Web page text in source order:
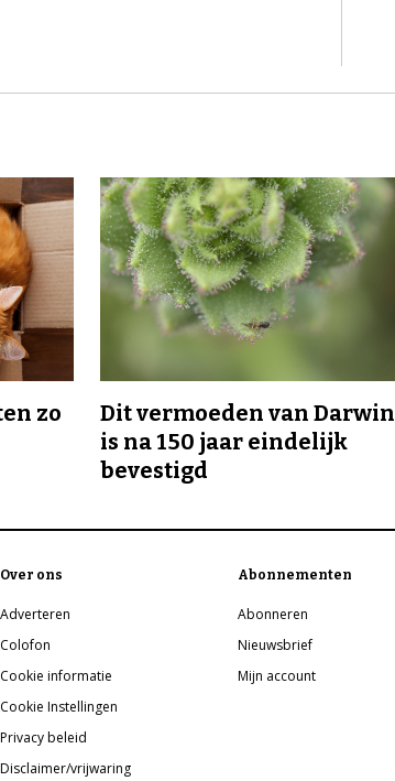
zo
Dit vermoeden van Darwin
is na 150 jaar eindelijk
bevestigd
Over ons
Adverteren
Colofon
Cookie informatie
Cookie Instellingen
Privacy beleid
Disclaimer/vrijwaring
Abonnementen
Abonneren
Nieuwsbrief
Mijn account